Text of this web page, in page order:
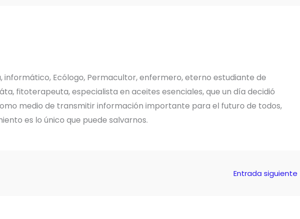
informático, Ecólogo, Permacultor, enfermero, eterno estudiante de
fitoterapeuta, especialista en aceites esenciales, que un día decidió
medio de transmitir información importante para el futuro de todos,
es lo único que puede salvarnos.
Entrada siguiente